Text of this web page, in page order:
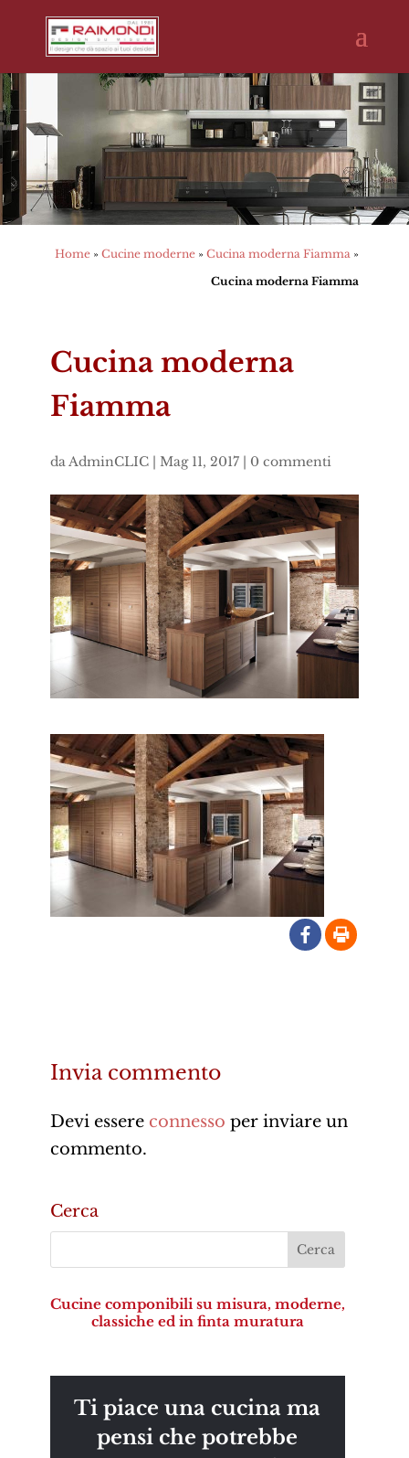
Home »Cucine moderne »Cucina moderna Fiamma »
Cucina moderna Fiamma
Cucina moderna
Fiamma
daAdminCLIC| Mag 11, 2017| 0 commenti
Invia commento
Devi essere connesso per inviare un
commento.
Cerca
Cucine componibili su misura, moderne,
classiche ed in finta muratura
Ti piace una cucina ma
pensi che potrebbe